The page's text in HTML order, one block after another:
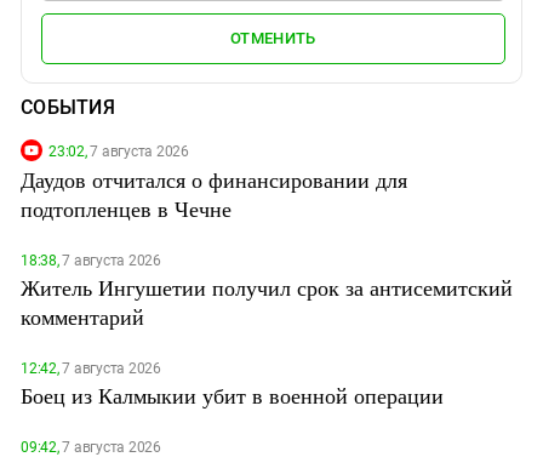
ОТМЕНИТЬ
СОБЫТИЯ
23:02,7 августа 2026
Даудов отчитался о финансировании для
подтопленцев в Чечне
18:38,7 августа 2026
Житель Ингушетии получил срок за антисемитский
комментарий
12:42,7 августа 2026
Боец из Калмыкии убит в военной операции
09:42,7 августа 2026